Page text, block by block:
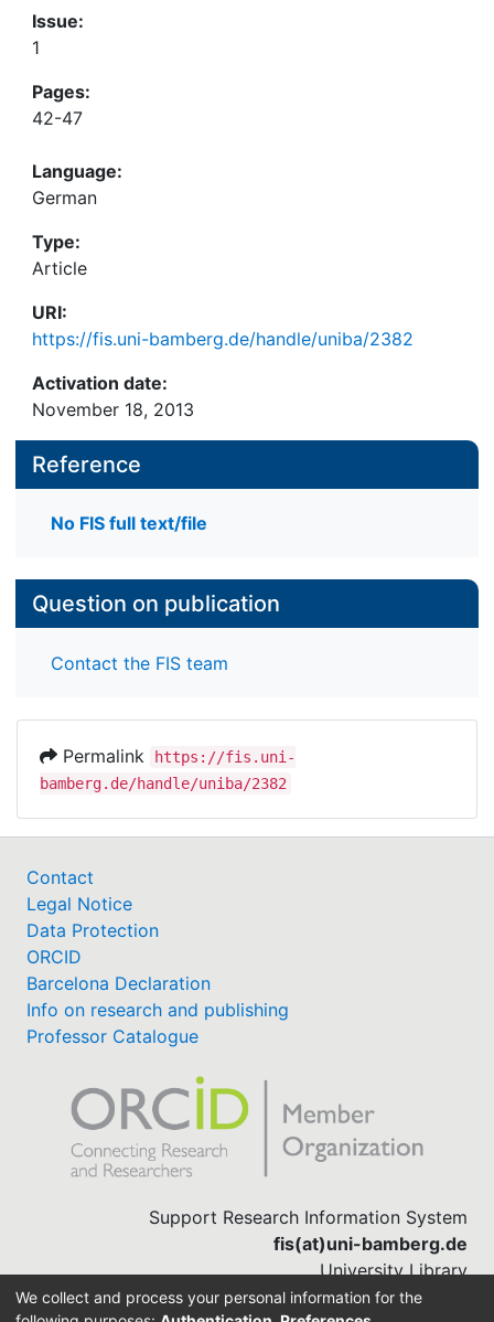
Issue:
1
Pages:
42-47
Language:
German
Type:
Article
URI:
https://fis.uni-bamberg.de/handle/uniba/2382
Activation date:
November 18, 2013
Reference
No FIS full text/file
Question on publication
Contact the FIS team
Permalink
https://fis.uni-
bamberg.de/handle/uniba/2382
Contact
Legal Notice
Data Protection
ORCID
Barcelona Declaration
Info on research and publishing
Professor Catalogue
Support Research Information System
fis(at)uni-bamberg.de
University Library
(0951) 863-1568
We collect and process your personal information for the